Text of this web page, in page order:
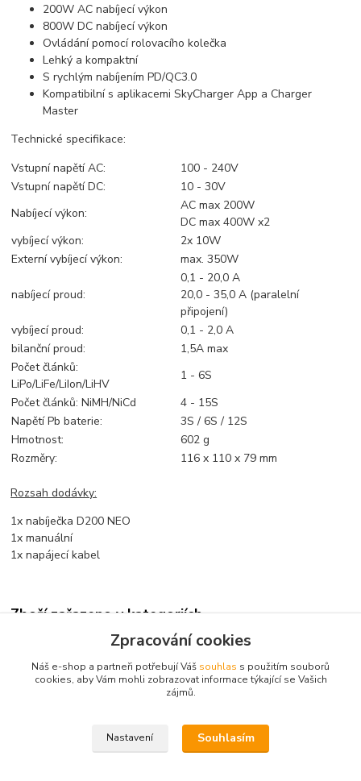
200W AC nabíjecí výkon
800W DC nabíjecí výkon
Ovládání pomocí rolovacího kolečka
Lehký a kompaktní
S rychlým nabíjením PD/QC3.0
Kompatibilní s aplikacemi SkyCharger App a Charger
Master
Technické specifikace:
Vstupní napětí AC:
100 - 240V
Vstupní napětí DC:
10 - 30V
Nabíjecí výkon:
AC max 200W
DC max 400W x2
vybíjecí výkon:
2x 10W
Externí vybíjecí výkon:
max. 350W
nabíjecí proud:
0,1 - 20,0 A
20,0 - 35,0 A (paralelní
připojení)
vybíjecí proud:
0,1 - 2,0 A
bilanční proud:
1,5A max
Počet článků:
LiPo/LiFe/LiIon/LiHV
1 - 6S
Počet článků: NiMH/NiCd
4 - 15S
Napětí Pb baterie:
3S / 6S / 12S
Hmotnost:
602 g
Rozměry:
116 x 110 x 79 mm
Rozsah dodávky:
1x nabíječka D200 NEO
1x manuální
1x napájecí kabel
Zboží zařazeno v kategoriích
Nabíječe
Zpracování cookies
Náš e-shop a partneři potřebují Váš souhlas s použitím souborů
cookies, aby Vám mohli zobrazovat informace týkající se Vašich
zájmů.
Nastavení Souhlasím